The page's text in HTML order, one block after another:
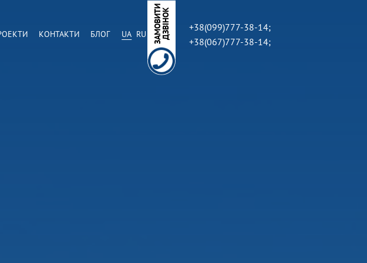
З
А
М
О
В
И
Т
И
Д
З
В
І
Н
ОК
+38(099)777-38-14;
+38(067)777-38-14;
КОНТАКТИ БЛОГ UA RU